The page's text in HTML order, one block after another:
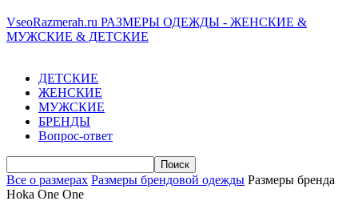
VseoRazmerah.ru РАЗМЕРЫ ОДЕЖДЫ - ЖЕНСКИЕ &
МУЖСКИЕ & ДЕТСКИЕ
ДЕТСКИЕ
ЖЕНСКИЕ
МУЖСКИЕ
БРЕНДЫ
Вопрос-ответ
Все о размерах Размеры брендовой одежды Размеры бренда
Hoka One One